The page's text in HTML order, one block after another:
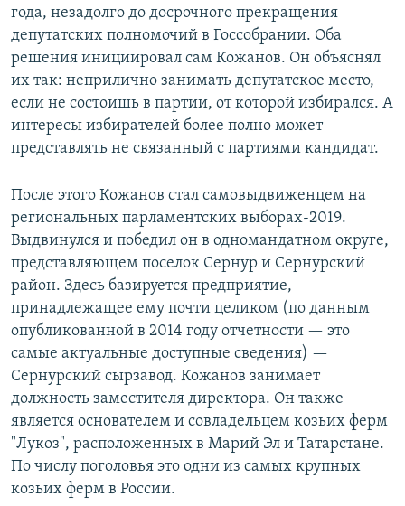
года, незадолго до досрочного прекращения
депутатских полномочий в Госсобрании. Оба
решения инициировал сам Кожанов. Он объяснял
их так: неприлично занимать депутатское место,
если не состоишь в партии, от которой избирался. А
интересы избирателей более полно может
представлять не связанный с партиями кандидат.
После этого Кожанов стал самовыдвиженцем на
региональных парламентских выборах-2019.
Выдвинулся и победил он в одномандатном округе,
представляющем поселок Сернур и Сернурский
район. Здесь базируется предприятие,
принадлежащее ему почти целиком (по данным
опубликованной в 2014 году отчетности — это
самые актуальные доступные сведения) —
Сернурский сырзавод. Кожанов занимает
должность заместителя директора. Он также
является основателем и совладельцем козьих ферм
"Лукоз", расположенных в Марий Эл и Татарстане.
По числу поголовья это одни из самых крупных
козьих ферм в России.